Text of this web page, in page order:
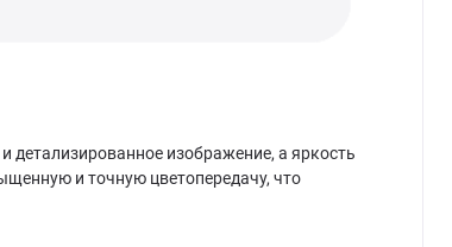
детализированное изображение, а яркость
и точную цветопередачу, что